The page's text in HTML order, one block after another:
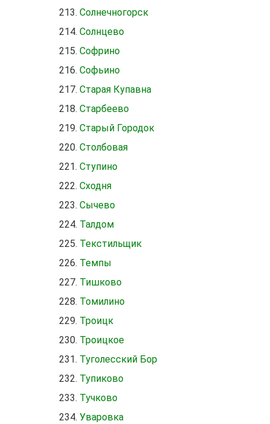
Солнечногорск
Солнцево
Софрино
Софьино
Старая Купавна
Старбеево
Старый Городок
Столбовая
Ступино
Сходня
Сычево
Талдом
Текстильщик
Темпы
Тишково
Томилино
Троицк
Троицкое
Туголесский Бор
Тупиково
Тучково
Уваровка